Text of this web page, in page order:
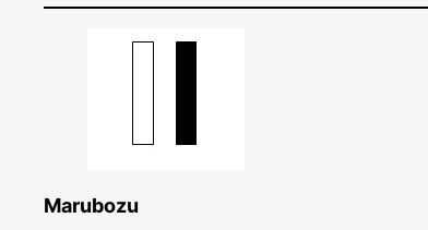
Marub­o­zu